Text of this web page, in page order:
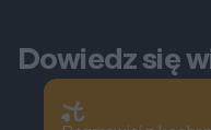
Dowiedz się